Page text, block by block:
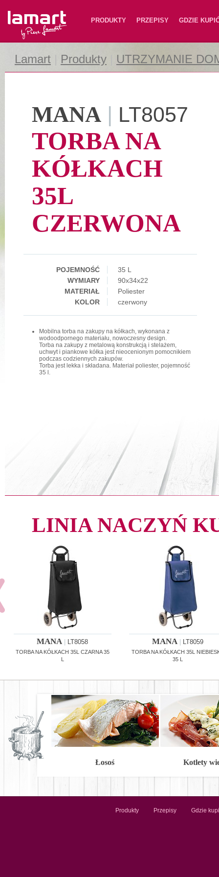
Lamart PRODUKTY PRZEPISY GDZIE
Lamart Produkty UTRZYMANIE
MANA | LT8057
TORBA NA
KÓŁKACH
35L
CZERWONA
POJEMNOŚĆ
35 L
WYMIARY
90x34x22
MATERIAŁ
Poliester
KOLOR
czerwony
Mobilna torba na zakupy na kółkach, wykonana z
wodoodpornego materiału, nowoczesny design.
Torba na zakupy z metalową konstrukcją i stelażem,
uchwyt i piankowe kółka jest nieocenionym pomocnikiem
podczas codziennych zakupów.
Torba jest lekka i składana. Materiał poliester, pojemność
35 l.
LINIA NACZYŃ
MANA LT8058
TORBA NA KÓŁKACH 35L CZARNA 35
L
MANA LT8059
TORBA NA KÓŁKACH 35L
35 L
Łosoś Kotlety
Produkty Przepisy Gdzie